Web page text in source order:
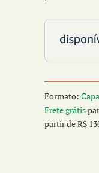
Formato:
Frete grátis
partir de R$